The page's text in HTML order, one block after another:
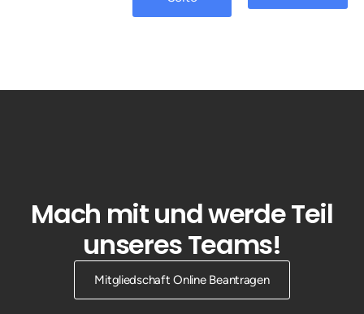
Mach mit und werde Teil
unseres Teams!
Mitgliedschaft Online Beantragen